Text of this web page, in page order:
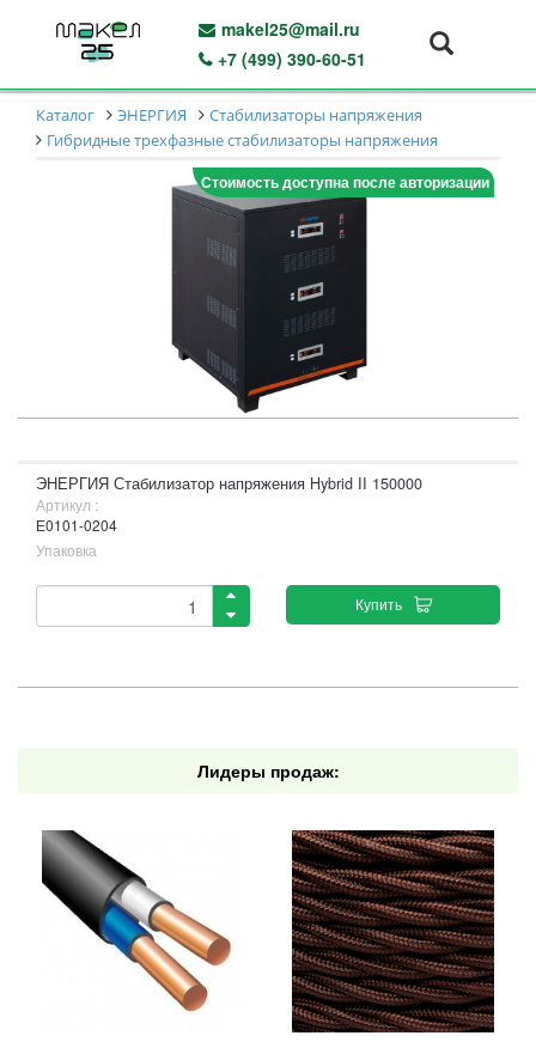
makel25@mail.ru
+7 (499) 390-60-51
Каталог ЭНЕРГИЯ
Стабилизаторы напряжения
Гибридные трехфазные стабилизаторы напряжения
Стоимость доступна после авторизации
ЭНЕРГИЯ Стабилизатор напряжения Hybrid II 150000
Артикул :
Е0101-0204
Упаковка
Купить
Лидеры продаж: